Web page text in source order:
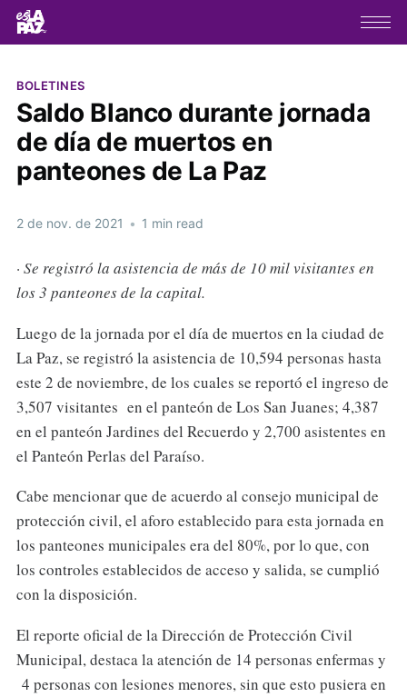
BOLETINES
Saldo Blanco durante jornada
de día de muertos en
panteones de La Paz
2 de nov. de 2021 • 1 min read
· Se registró la asistencia de más de 10 mil visitantes en
los 3 panteones de la capital.
Luego de la jornada por el día de muertos en la ciudad de
La Paz, se registró la asistencia de 10,594 personas hasta
este 2 de noviembre, de los cuales se reportó el ingreso de
3,507 visitantes en el panteón de Los San Juanes; 4,387
en el panteón Jardines del Recuerdo y 2,700 asistentes en
el Panteón Perlas del Paraíso.
Cabe mencionar que de acuerdo al consejo municipal de
protección civil, el aforo establecido para esta jornada en
los panteones municipales era del 80%, por lo que, con
los controles establecidos de acceso y salida, se cumplió
con la disposición.
El reporte oficial de la Dirección de Protección Civil
Municipal, destaca la atención de 14 personas enfermas y
4 personas con lesiones menores, sin que esto pusiera en